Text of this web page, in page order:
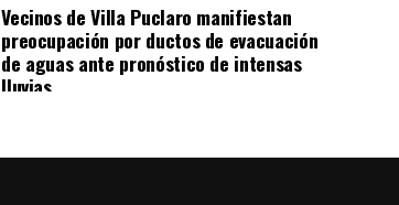
Vecinos de Villa Puclaro manifiestan
preocupación por ductos de evacuación
de aguas ante pronóstico de intensas
lluvias